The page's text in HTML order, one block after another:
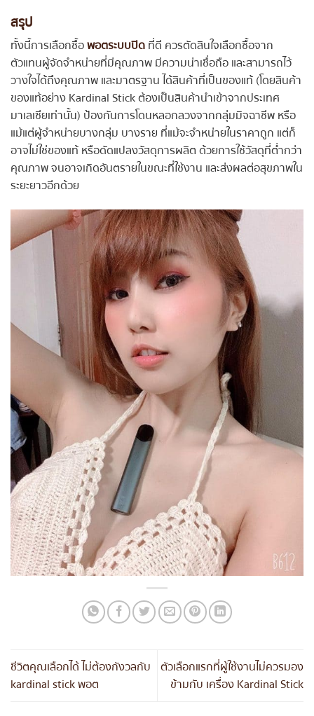
สรุป
ทั้งนี้การเลือกซื้อพอตระบบปิดที่ดี ควรตัดสินใจเลือกซื้อจาก
ตัวแทนผู้จัดจำหน่ายที่มีคุณภาพ มีความน่าเชื่อถือ และสามารถไว้
วางใจได้ถึงคุณภาพ และมาตรฐาน ได้สินค้าที่เป็นของแท้ (โดยสินค้า
ของแท้อย่าง Kardinal Stick ต้องเป็นสินค้านำเข้าจากประเทศ
มาเลเซียเท่านั้น) ป้องกันการโดนหลอกลวงจากกลุ่มมิจฉาชีพ หรือ
แม้แต่ผู้จำหน่ายบางกลุ่ม บางราย ที่แม้จะจำหน่ายในราคาถูก แต่ก็
อาจไม่ใช่ของแท้ หรือดัดแปลงวัสดุการผลิต ด้วยการใช้วัสดุที่ต่ำกว่า
คุณภาพ จนอาจเกิดอันตรายในขณะที่ใช้งาน และส่งผลต่อสุขภาพใน
ระยะยาวอีกด้วย
ชีวิตคุณเลือกได้ ไม่ต้องกังวลกับ
kardinal stick พอต
ตัวเลือกแรกที่ผู้ใช้งานไม่ควรมอง
ข้ามกับ เครื่อง Kardinal Stick